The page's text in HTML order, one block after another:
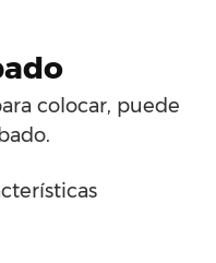
colocar, puede